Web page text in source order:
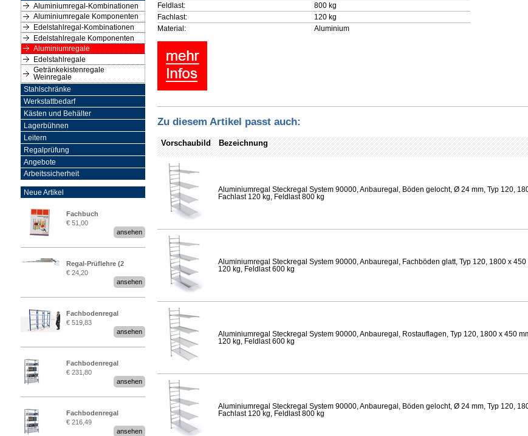
Aluminiumregal-Kombinationen
Aluminiumregale Komponenten
Edelstahlregal-Kombinationen
Edelstahlregale Komponenten
Aluminiumregale
Edelstahlregale
Getränkekistenregale
Weinregale
Stahlschränke
Werkstattbedarf
Kästen und Behälter
Lagerbühnen
Leitern
Regalprüfung
Angebote
Arbeitssicherheit
Neue Artikel
Fachbuch
„Regalprüfung nach DIN
€ 51,00
ansehen
Regal-Prüflehre (2
Stück)
€ 24,20
ansehen
Fachbodenregal
Stecksystem MultiPlus
2,25 Meter breit
€ 519,83
ansehen
Fachbodenregal
Stecksystem MultiPlus
€ 231,80
ansehen
Fachbodenregal
Stecksystem MultiPlus
€ 216,49
ansehen
Feldlast:
800 kg
Fachlast:
120 kg
Material:
Aluminium
Zu diesem Artikel passt auch:
Vorschaubild Bezeichnung
Aluminiumregal Steckregal System 90000, Anbauregal, Böden gelocht, Ø 24 mm, Typ 120,
Fachlast 120 kg, Feldlast 800 kg
Aluminiumregal Steckregal System 90000, Anbauregal, Fachböden glatt, Typ 120, 1800 x
120 kg, Feldlast 600 kg
Aluminiumregal Steckregal System 90000, Anbauregal, Rostauflagen, Typ 120, 1800 x 450
120 kg, Feldlast 600 kg
Aluminiumregal Steckregal System 90000, Anbauregal, Böden gelocht, Ø 24 mm, Typ 120,
Fachlast 120 kg, Feldlast 800 kg